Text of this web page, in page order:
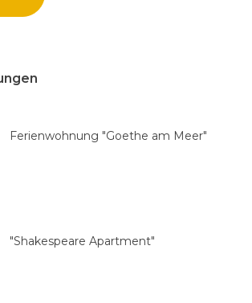
Ferienwohnung "Goethe am Meer"
"Shakespeare Apartment"